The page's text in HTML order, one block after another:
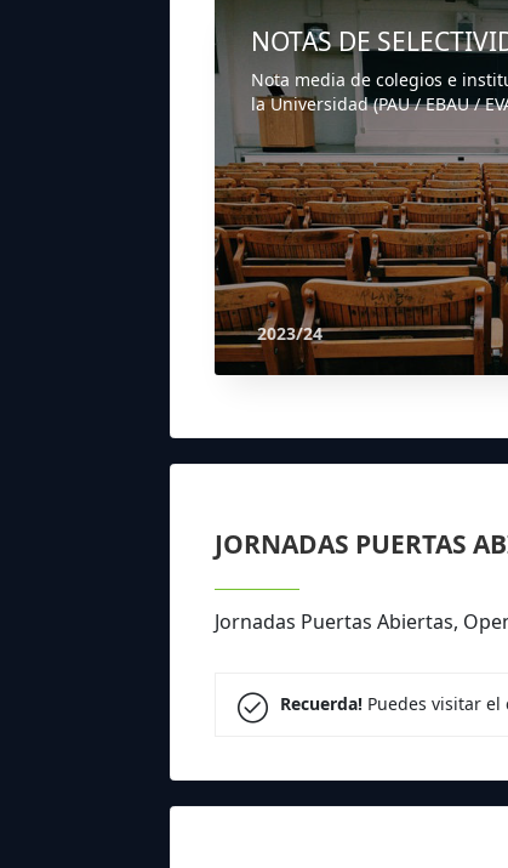
NOTAS DE
Nota media de colegios e
la Universidad (PAU / EBAU /
2023/24
JORNADAS PUERTAS
Jornadas Puertas Abiertas,
Recuerda!Puedes visitar el